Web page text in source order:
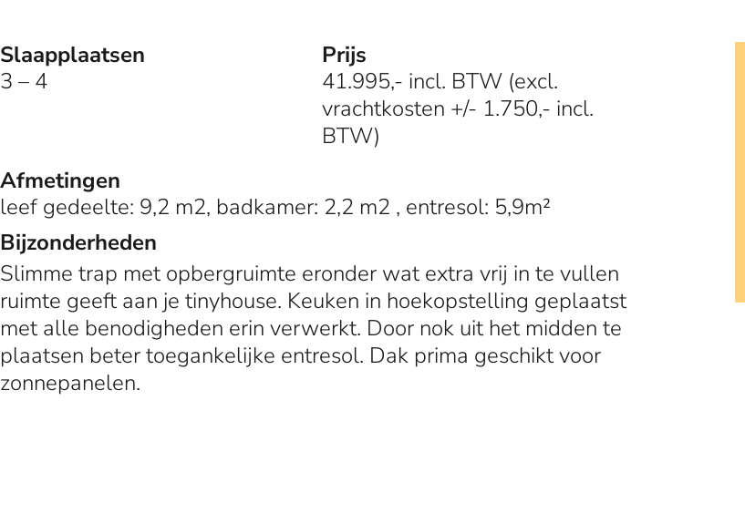
Slaapplaatsen
3 – 4
Prijs
41.995,- incl. BTW (excl.
vrachtkosten +/- 1.750,- incl.
BTW)
Afmetingen
leef gedeelte: 9,2 m2, badkamer: 2,2 m2 , entresol: 5,9m²
Bijzonderheden
Slimme trap met opbergruimte eronder wat extra vrij in te vullen
ruimte geeft aan je tinyhouse. Keuken in hoekopstelling geplaatst
met alle benodigheden erin verwerkt. Door nok uit het midden te
plaatsen beter toegankelijke entresol. Dak prima geschikt voor
zonnepanelen.